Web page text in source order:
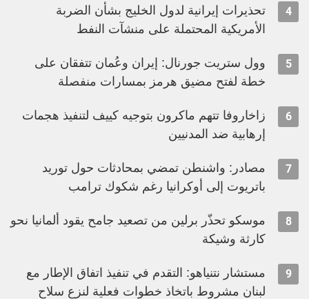
4
تحذيرات إيرانية لدول الخليج بشأن الضربة
الأمريكية المحتملة على منشآت النفط
5
وول ستريت جورنال: إيران وعُمان تتفقان على
خطة لفتح مضيق هرمز بمسارات منفصلة
6
زاخاروفا تتهم ماكرون بتوجيه كييف لتنفيذ هجمات
إرهابية ضد المدنيين
7
مصادر: واشنطن تمضي بمحادثات حول توريد
باتريوت إلى أوكرانيا رغم شكوك ترامب
8
موسكو تحذّر برلين من تصعيد جامح يقود ألمانيا نحو
كارثة وشيكة
9
مستشار نتنياهو: التقدم في تنفيذ اتفاق الإطار مع
لبنان مشروط باتخاذ خطوات فعلية لنزع سلاح